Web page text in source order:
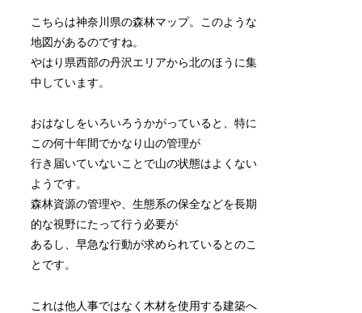
こちらは神奈川県の森林マップ。このような
地図があるのですね。
やはり県西部の丹沢エリアから北のほうに集
中しています。
おはなしをいろいろうかがっていると、特に
この何十年間でかなり山の管理が
行き届いていないことで山の状態はよくない
ようです。
森林資源の管理や、生態系の保全などを長期
的な視野にたって行う必要が
あるし、早急な行動が求められているとのこ
とです。
これは他人事ではなく木材を使用する建築へ